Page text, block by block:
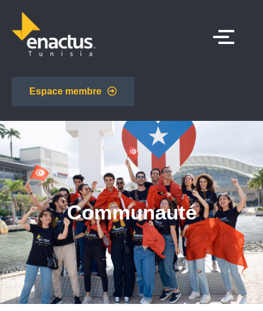
Espace membre
Communauté